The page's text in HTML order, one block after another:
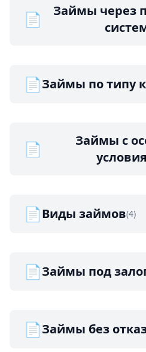
📄
Займы через
📄Займы по типу
📄
Займы с
📄Виды займов(4)
📄Займы под
📄Займы без